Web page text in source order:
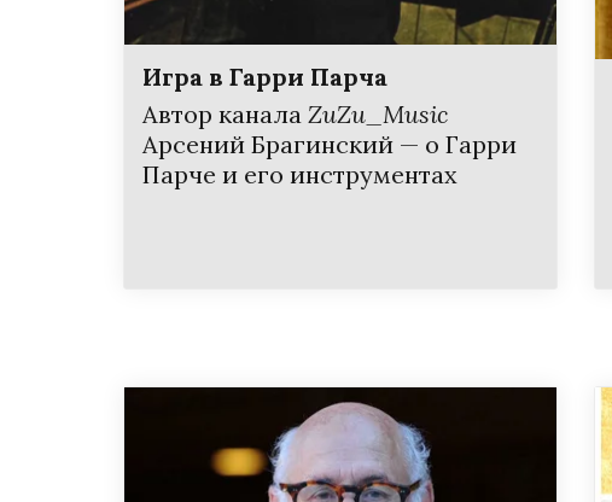
Игра в Гарри Парча
Автор канала ZuZu_Music
Арсений Брагинский — о Гарри
Парче и его инструментах